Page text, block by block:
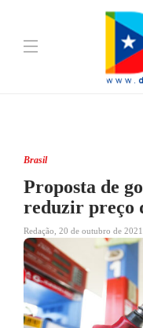
Brasil
Proposta de
reduzir preço
Redação 20 de outubro de 2021